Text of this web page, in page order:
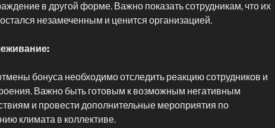
в другой форме. Важно показать сотрудникам, что их
незамеченным и ценится организацией.
бонуса необходимо отследить реакцию сотрудников и
Важно быть готовым к возможным негативным
и провести дополнительные мероприятия по
климата в коллективе.